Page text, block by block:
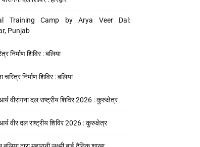
Training Camp by Arya Veer Dal:
Punjab
निर्माण शिविर : बलिया
चरित्र निर्माण शिविर : बलिया
वीरांगना दल राष्ट्रीय शिविर 2026 : कुरुक्षेत्र
वीर दल राष्ट्रीय शिविर 2026 : कुरुक्षेत्र